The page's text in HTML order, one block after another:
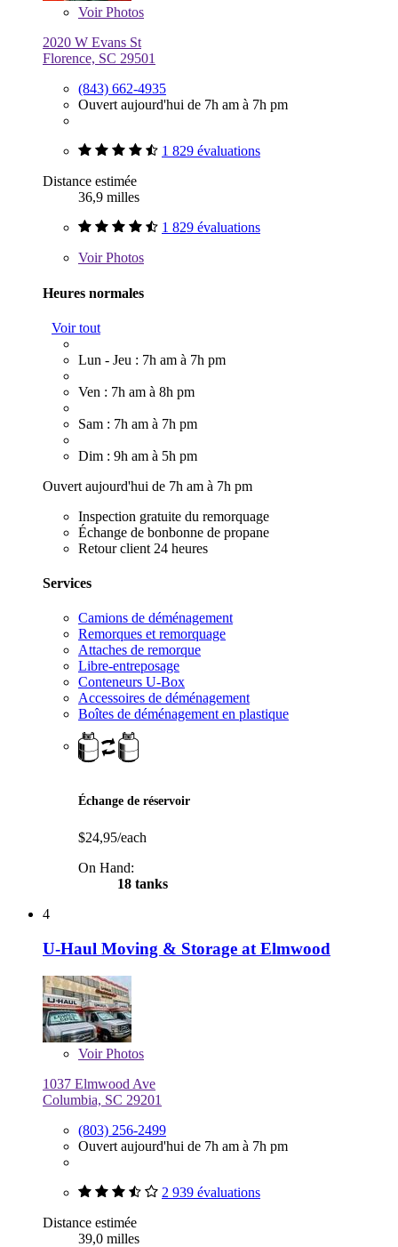
VoirPhotos
2020 W Evans St
Florence, SC 29501
(843) 662-4935
Ouvert aujourd'hui de 7h am à 7h pm
1 829 évaluations
Distance estimée
36,9 milles
1 829 évaluations
VoirPhotos
Heures normales
Voir tout
Lun - Jeu : 7h am à 7h pm
Ven : 7h am à 8h pm
Sam : 7h am à 7h pm
Dim : 9h am à 5h pm
Ouvert aujourd'hui de 7h am à 7h pm
Inspection gratuite du remorquage
Échange de bonbonne de propane
Retour client 24 heures
Services
Camions de déménagement
Remorques et remorquage
Attaches de remorque
Libre-entreposage
Conteneurs U-Box
Accessoires de déménagement
Boîtes de déménagement en plastique
Échange de réservoir
$24,95/each
On Hand:
18 tanks
4
U-Haul Moving & Storage at Elmwood
VoirPhotos
1037 Elmwood Ave
Columbia, SC 29201
(803) 256-2499
Ouvert aujourd'hui de 7h am à 7h pm
2 939 évaluations
Distance estimée
39,0 milles